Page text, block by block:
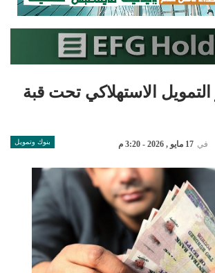
الاستهلاكي تحت قبة
بنوك وتمويل في 17 مايو , 2026 - 3:20 م